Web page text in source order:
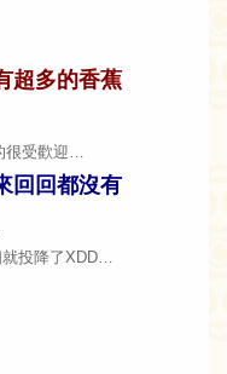
超多的香蕉
很受歡迎…
回回都沒有
就投降了XDD…